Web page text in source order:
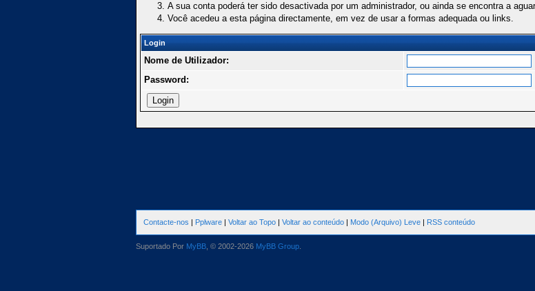
A sua conta poderá ter sido desactivada por um administrador, ou ainda se encontra a
Você acedeu a esta página directamente, em vez de usar a formas adequada ou links.
Login
Nome de Utilizador:
Password:
Contacte-nos | Pplware | Voltar ao Topo | Voltar ao conteúdo | Modo (Arquivo) Leve | RSS conteúdo
Suportado Por MyBB , © 2002-2026 MyBB Group